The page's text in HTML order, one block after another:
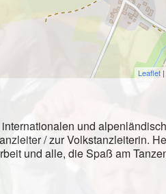
Leaflet|
und
/ zur Volkstanzleiterin.
und alle, die Spaß am